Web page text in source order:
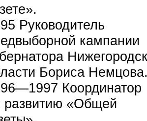
Руководитель
кампании
Бориса
Координатор
развитию «Общей